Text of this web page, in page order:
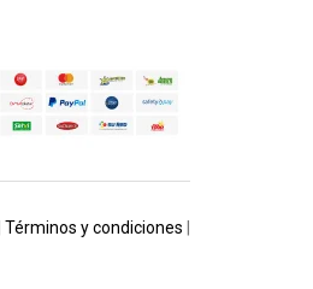
Términos y condiciones